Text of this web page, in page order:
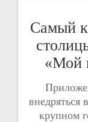
Самый
«Мой
внедряться
крупном